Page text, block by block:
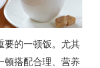
要的一顿饭。尤其
顿搭配合理、营养